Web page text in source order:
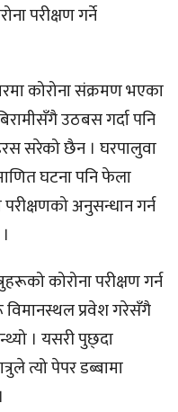
परीक्षण गर्ने
कोरोना संक्रमण भएका
उठबस गर्दा पनि
सरेको छैन । घरपालुवा
घटना पनि फेला
अनुसन्धान गर्न
कोरोना परीक्षण गर्न
विमानस्थल प्रवेश गरेसँगै
। यसरी पुछ्दा
त्यो पेपर डब्बामा